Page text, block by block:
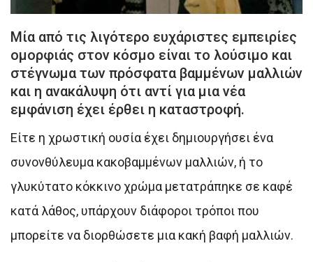
Μία από τις λιγότερο ευχάριστες εμπειρίες
ομορφιάς στον κόσμο είναι το λούσιμο και
στέγνωμα των πρόσφατα βαμμένων μαλλιών
και η ανακάλυψη ότι αντί για μια νέα
εμφάνιση έχει έρθει η καταστροφή.
Είτε η χρωστική ουσία έχει δημιουργήσει ένα
συνονθύλευμα κακοβαμμένων μαλλιών, ή το
γλυκύτατο κόκκινο χρώμα μετατράπηκε σε καφέ
κατά λάθος, υπάρχουν διάφοροι τρόποι που
μπορείτε να διορθώσετε μια κακή βαφή μαλλιών.